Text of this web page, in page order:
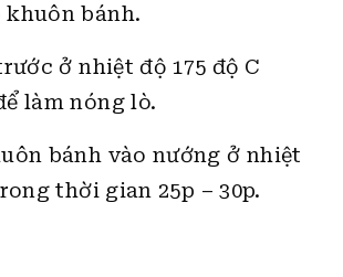
khuôn bánh.
ở nhiệt độ 175 độ C
làm nóng lò.
bánh vào nướng ở nhiệt
thời gian 25p – 30p.